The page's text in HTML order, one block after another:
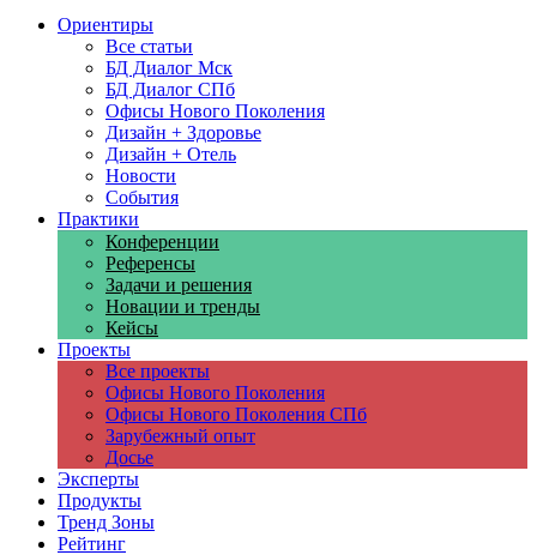
Ориентиры
Все статьи
БД Диалог Мск
БД Диалог СПб
Офисы Нового Поколения
Дизайн + Здоровье
Дизайн + Отель
Новости
События
Практики
Конференции
Референсы
Задачи и решения
Новации и тренды
Кейсы
Проекты
Все проекты
Офисы Нового Поколения
Офисы Нового Поколения СПб
Зарубежный опыт
Досье
Эксперты
Продукты
Тренд Зоны
Рейтинг